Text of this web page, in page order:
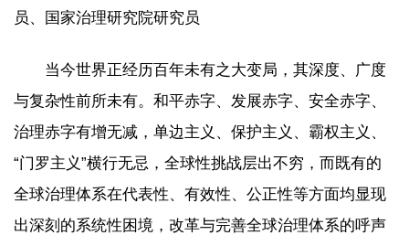
员、国家治理研究院研究员
当今世界正经历百年未有之大变局，其深度、广度
与复杂性前所未有。和平赤字、发展赤字、安全赤字、
治理赤字有增无减，单边主义、保护主义、霸权主义、
“门罗主义”横行无忌，全球性挑战层出不穷，而既有的
全球治理体系在代表性、有效性、公正性等方面均显现
出深刻的系统性困境，改革与完善全球治理体系的呼声